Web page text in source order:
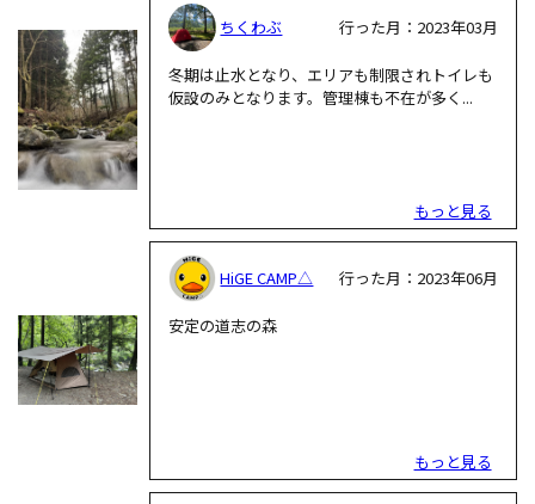
ちくわぶ 行った月：2023年03月
冬期は止水となり、エリアも制限されトイレも
仮設のみとなります。管理棟も不在が多く...
もっと見る
HiGE CAMP△ 行った月：2023年06月
安定の道志の森
もっと見る